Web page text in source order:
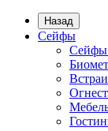
Назад
Сейфы
Сейфы